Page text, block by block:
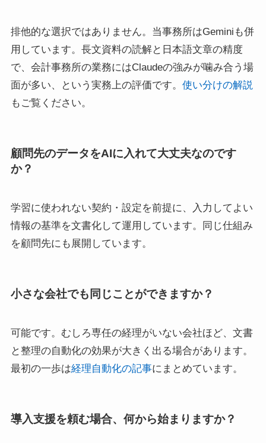
排他的な選択ではありません。当事務所はGeminiも併
用しています。長文資料の読解と日本語文章の精度
で、会計事務所の業務にはClaudeの強みが噛み合う場
面が多い、という実務上の評価です。 使い分けの解説
もご覧ください。
顧問先のデータをAIに入れて大丈夫なのです
か？
学習に使われない契約・設定を前提に、入力してよい
情報の基準を文書化して運用しています。同じ仕組み
を顧問先にも展開しています。
小さな会社でも同じことができますか？
可能です。むしろ専任の経理がいない会社ほど、文書
と整理の自動化の効果が大きく出る場合があります。
最初の一歩は経理自動化の記事にまとめています。
導入支援を頼む場合、何から始まりますか？